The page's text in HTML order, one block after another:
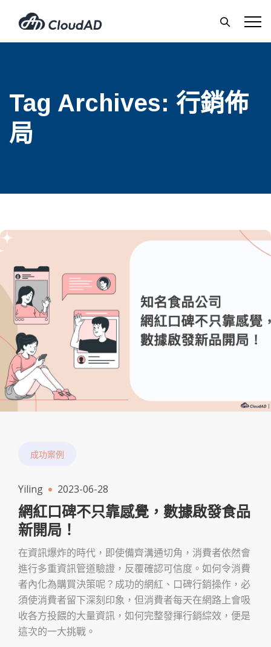
Tag Archives: 行銷佈
局
成功案例
Yiling 2023-06-28
網紅口碑不只靠感覺，數據啟發食品
新開局！
在資訊爆炸的時代，即使備齊溝通切角，消費者依然會
進行多重資訊管道驗證，反覆確認可信度。如何令消費
者內化為購買決策呢？成功的網紅、口碑行銷操作，必
須使消費者留下深刻印象，但消費者每天在網路上會吸
收各方投餵的大量資訊，如何完整發揮行銷綜效，便是
這次的一大挑戰。